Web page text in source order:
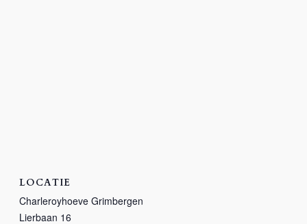
LOCATIE
Charleroyhoeve Grimbergen
Lierbaan 16